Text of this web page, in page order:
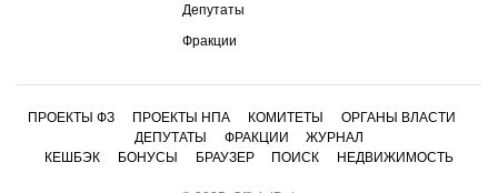
Депутаты
Фракции
ПРОЕКТЫ ФЗ ПРОЕКТЫ НПА КОМИТЕТЫ
ОРГАНЫ ВЛАСТИ
ДЕПУТАТЫ
ФРАКЦИИ
ЖУРНАЛ
КЕШБЭК
БОНУСЫ БРАУЗЕР ПОИСК НЕДВИЖИМОСТЬ